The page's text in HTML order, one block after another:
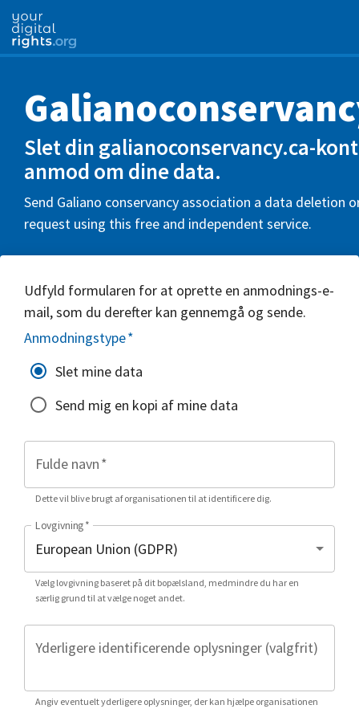
Slet din galianoconservancy.ca-
anmod om dine data.
Send Galiano conservancy association a data deletion
request using this free and independent service.
Udfyld formularen for at oprette en anmodnings-e-
mail, som du derefter kan gennemgå og sende.
Anmodningstype*
Slet mine data
Send mig en kopi af mine data
Fulde navn*
Dette vil blive brugt af organisationen til at identificere dig.
Lovgivning*
Vælg lovgivning baseret på dit bopælsland, medmindre du har en
særlig grund til at vælge noget andet.
Yderligere identificerende oplysninger (valgfrit)
Angiv eventuelt yderligere oplysninger, der kan hjælpe organisationen